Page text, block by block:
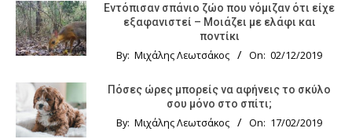
Εντόπισαν σπάνιο ζώο που νόμιζαν ότι είχε
εξαφανιστεί – Μοιάζει με ελάφι και
ποντίκι
By: Μιχάλης Λεωτσάκος On: 02/12/2019
Πόσες ώρες μπορείς να αφήνεις το σκύλο
σου μόνο στο σπίτι;
By: Μιχάλης Λεωτσάκος On: 17/02/2019